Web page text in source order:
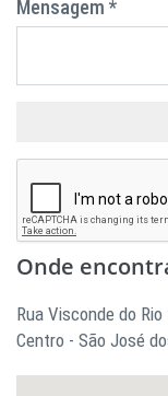
Mensagem *
Onde
Rua Visconde do
Centro - São José